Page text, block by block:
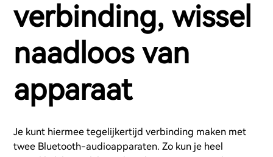
verbinding, wissel
naadloos van
apparaat
Je kunt hiermee tegelijkertijd verbinding maken met
twee Bluetooth-audioapparaten. Zo kun je heel